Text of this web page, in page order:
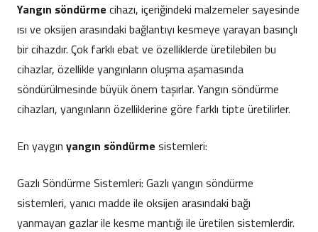
Yangın söndürme cihazı, içeriğindeki malzemeler sayesinde
ısı ve oksijen arasındaki bağlantıyı kesmeye yarayan basınçlı
bir cihazdır. Çok farklı ebat ve özelliklerde üretilebilen bu
cihazlar, özellikle yangınların oluşma aşamasında
söndürülmesinde büyük önem taşırlar. Yangın söndürme
cihazları, yangınların özelliklerine göre farklı tipte üretilirler.
En yaygın yangın söndürme sistemleri:
Gazlı Söndürme Sistemleri: Gazlı yangın söndürme
sistemleri, yanıcı madde ile oksijen arasındaki bağı
yanmayan gazlar ile kesme mantığı ile üretilen sistemlerdir.